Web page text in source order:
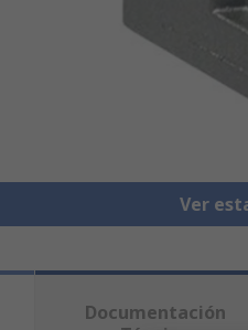
Ver
Documentación